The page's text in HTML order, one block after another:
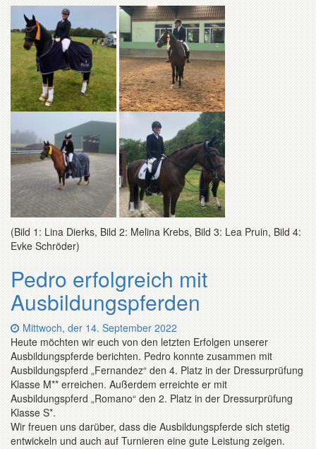
(Bild 1: Lina Dierks, Bild 2: Melina Krebs, Bild 3: Lea Pruin, Bild 4:
Evke Schröder)
Pedro erfolgreich mit
Ausbildungspferden
Datum:
Mittwoch, der 14. September 2022
Heute möchten wir euch von den letzten Erfolgen unserer
Ausbildungspferde berichten. Pedro konnte zusammen mit
Ausbildungspferd „Fernandez“ den 4. Platz in der Dressurprüfung
Klasse M** erreichen. Außerdem erreichte er mit
Ausbildungspferd „Romano“ den 2. Platz in der Dressurprüfung
Klasse S*.
Wir freuen uns darüber, dass die Ausbildungspferde sich stetig
entwickeln und auch auf Turnieren eine gute Leistung zeigen.